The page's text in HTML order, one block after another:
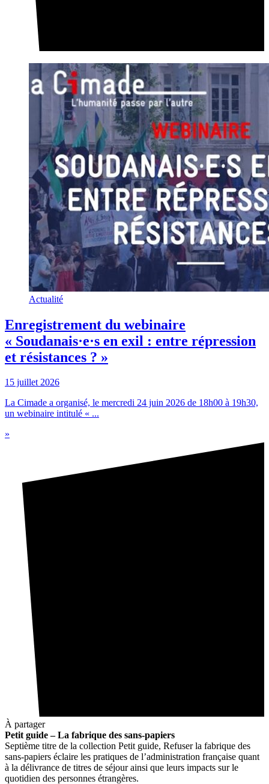
Actualité
Enregistrement du webinaire
« Soudanais·e·s en exil : entre répression
et résistances ? »
15 juillet 2026
La Cimade a organisé, le mercredi 24 juin 2026 de 18h00 à 19h30,
un webinaire intitulé « ...
»
À partager
Petit guide – La fabrique des sans-papiers
Septième titre de la collection Petit guide, Refuser la fabrique des
sans-papiers éclaire les pratiques de l’administration française quant
à la délivrance de titres de séjour ainsi que leurs impacts sur le
quotidien des personnes étrangères.